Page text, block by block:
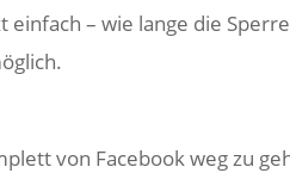
– wie lange die
von Facebook weg zu